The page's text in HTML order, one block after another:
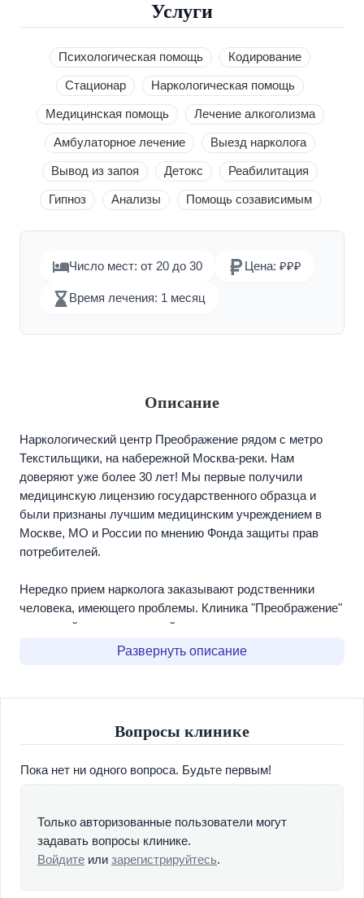
Услуги
Психологическая помощь Кодирование
Стационар Наркологическая помощь
Медицинская помощь Лечение алкоголизма
Амбулаторное лечение Выезд нарколога
Вывод из запоя Детокс Реабилитация
Гипноз Анализы Помощь созависимым
Число мест: от 20 до 30 Цена: ₽₽₽
Время лечения: 1 месяц
Описание
Наркологический центр Преображение рядом с метро
Текстильщики, на набережной Москва-реки. Нам
доверяют уже более 30 лет! Мы первые получили
медицинскую лицензию государственного образца и
были признаны лучшим медицинским учреждением в
Москве, МО и России по мнению Фонда защиты прав
потребителей.
Нередко прием нарколога заказывают родственники
человека, имеющего проблемы. Клиника "Преображение"
— лучший наркологический центр, специализируется на
лечении алкогольной зависимости, последствий
развитие осложнений, вызванных употреблением
энцефалопатии, полинейропатии, деменции, депрессии,
наши медики примут все необходимые меры для
Специалисты нашего наркологического центра
занимаются лечением пациентов со сложными
психическими расстройствами и тяжелой алкогольной
зависимостью. Всю работу выполняют
Развернуть описание
Вопросы клинике
Пока нет ни одного вопроса. Будьте первым!
Только авторизованные пользователи могут
задавать вопросы клинике.
Войдите или зарегистрируйтесь.